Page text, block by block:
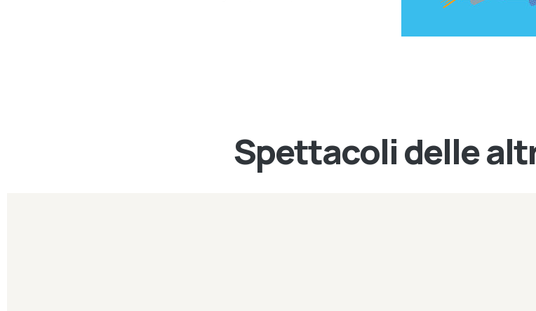
Spettacoli delle